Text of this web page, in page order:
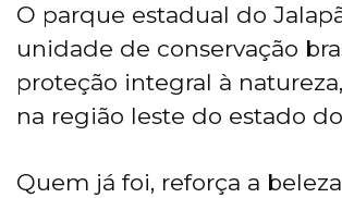
O parque estadual do
unidade de conservação
proteção integral à
na região leste do estado
Quem já foi, reforça a